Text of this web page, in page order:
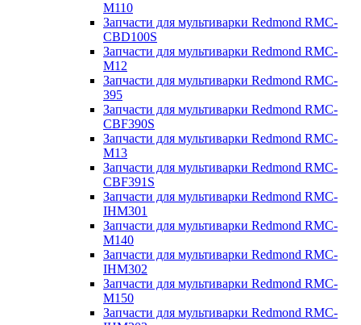
M110
Запчасти для мультиварки Redmond RMC-
CBD100S
Запчасти для мультиварки Redmond RMC-
M12
Запчасти для мультиварки Redmond RMC-
395
Запчасти для мультиварки Redmond RMC-
CBF390S
Запчасти для мультиварки Redmond RMC-
M13
Запчасти для мультиварки Redmond RMC-
CBF391S
Запчасти для мультиварки Redmond RMC-
IHM301
Запчасти для мультиварки Redmond RMC-
M140
Запчасти для мультиварки Redmond RMC-
IHM302
Запчасти для мультиварки Redmond RMC-
M150
Запчасти для мультиварки Redmond RMC-